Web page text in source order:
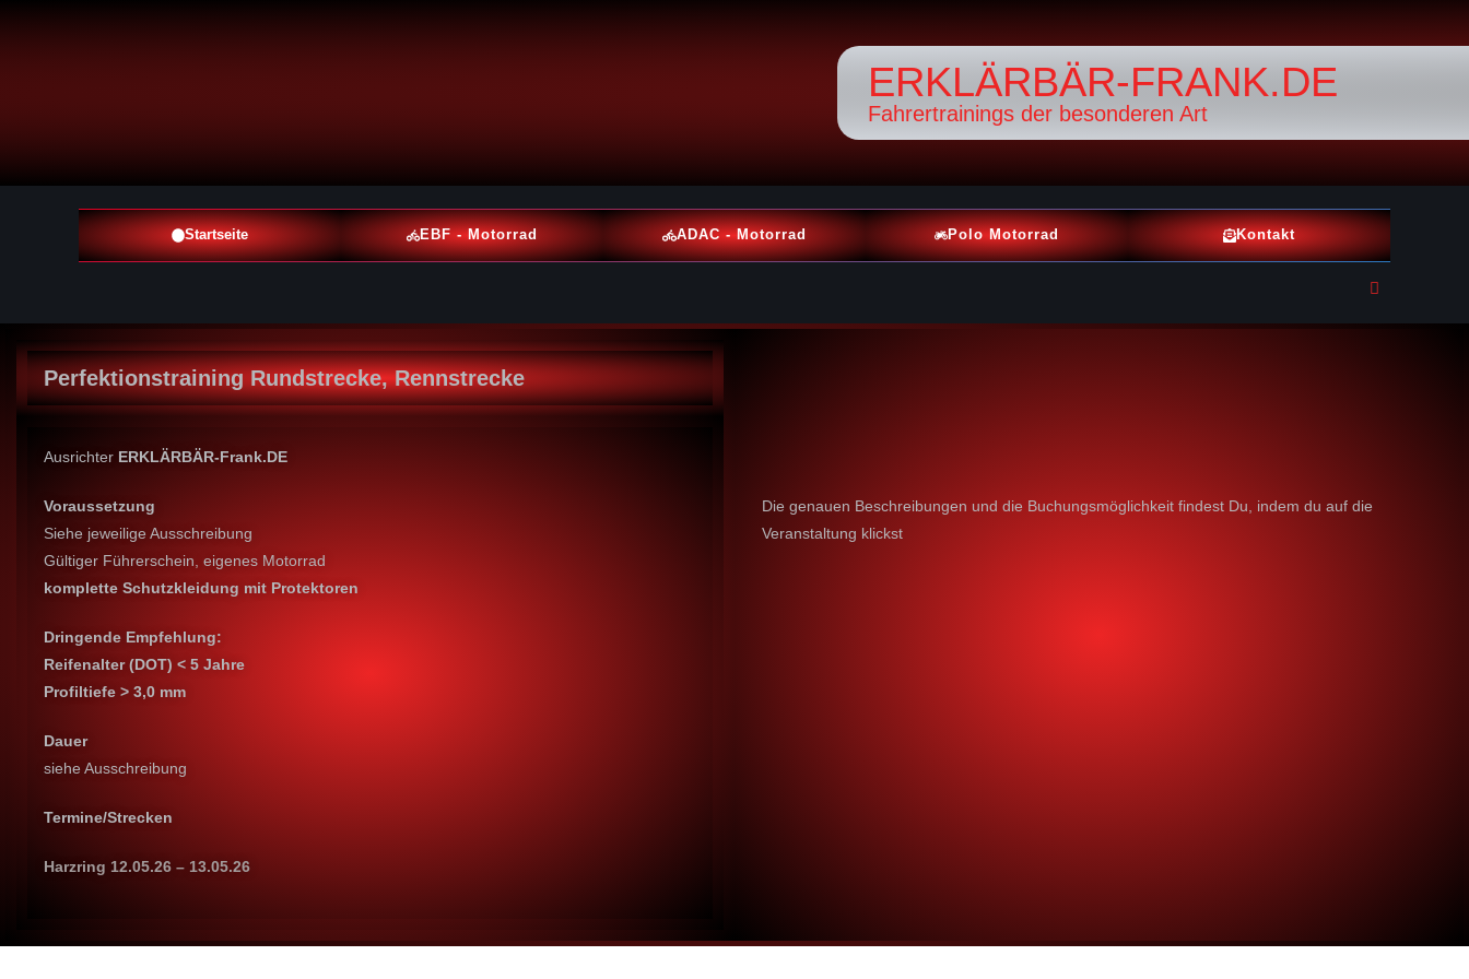
ERKLÄRBÄR-FRANK.DE
Fahrertrainings der besonderen Art
Startseite EBF - Motorrad ADAC - Motorrad Polo Motorrad Kontakt
Perfektionstraining Rundstrecke, Rennstrecke
Ausrichter ERKLÄRBÄR-Frank.DE
Voraussetzung
Siehe jeweilige Ausschreibung
Gültiger Führerschein, eigenes Motorrad
komplette Schutzkleidung mit Protektoren
Dringende Empfehlung:
Reifenalter (DOT) < 5 Jahre
Profiltiefe > 3,0 mm
Dauer
siehe Ausschreibung
Termine/Strecken
Harzring 12.05.26 – 13.05.26
Die genauen Beschreibungen und die Buchungsmöglichkeit findest Du, indem du auf die
Veranstaltung klickst